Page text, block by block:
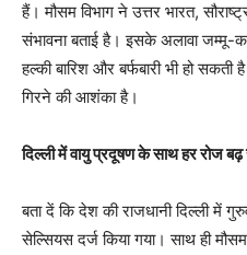
हैं। मौसम विभाग ने उत्तर भारत,
संभावना बताई है। इसके अलावा जम्मू-
हल्की बारिश और बर्फबारी भी हो
गिरने की आशंका है।
दिल्ली में वायु प्रदूषण के साथ हर रोज बढ़
बता दें कि देश की राजधानी दिल्ली में
सेल्सियस दर्ज किया गया। साथ ही